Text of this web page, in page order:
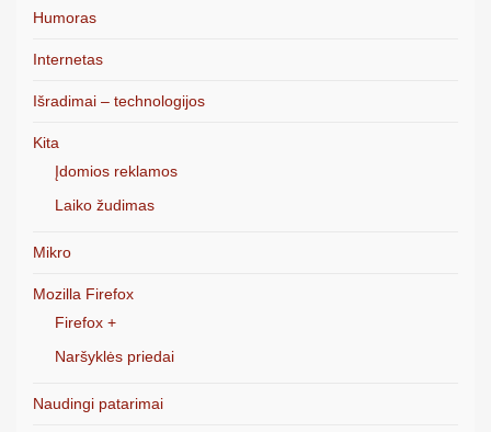
Humoras
Internetas
Išradimai – technologijos
Kita
Įdomios reklamos
Laiko žudimas
Mikro
Mozilla Firefox
Firefox +
Naršyklės priedai
Naudingi patarimai